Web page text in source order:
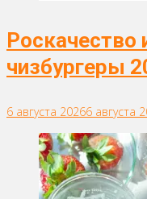
Роскачество
чизбургеры
6 августа 20266 августа